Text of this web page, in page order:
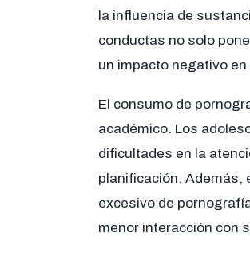
la influencia de
conductas no solo
un impacto negativo
El consumo de
académico. Los
dificultades en la
planificación. Además,
excesivo de
menor interacción con